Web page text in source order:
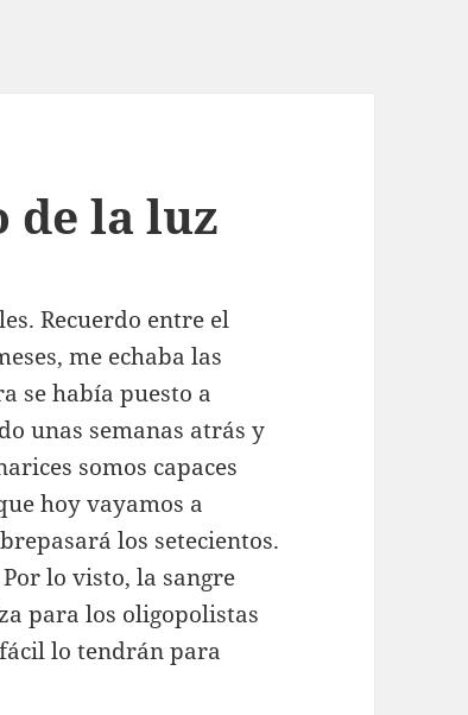
de la luz
Recuerdo entre el
me echaba las
se había puesto a
unas semanas atrás y
somos capaces
hoy vayamos a
los setecientos.
lo visto, la sangre
para los oligopolistas
lo tendrán para